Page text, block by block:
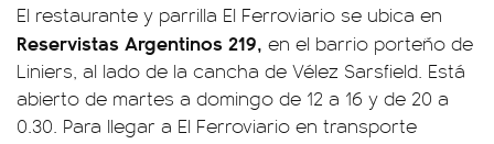
El restaurante y parrilla El Ferroviario se ubica en
Reservistas Argentinos 219, en el barrio porteño de
Liniers, al lado de la cancha de Vélez Sarsfield. Está
abierto de martes a domingo de 12 a 16 y de 20 a
0.30. Para llegar a El Ferroviario en transporte